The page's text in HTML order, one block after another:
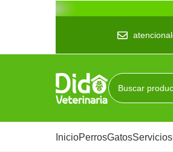
InicioPerrosGatosServicios